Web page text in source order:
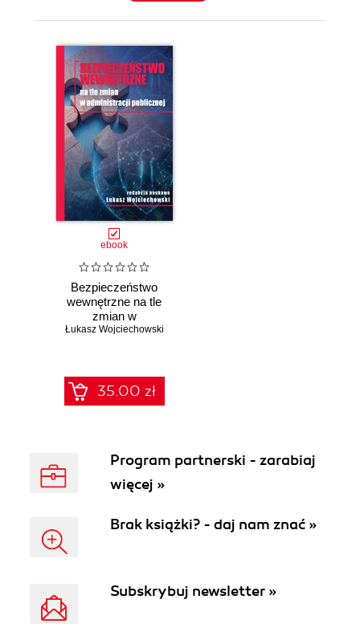
ebook
Bezpieczeństwo
wewnętrzne na tle
zmian w
administracji
Łukasz Wojciechowski
35.00 zł
Program partnerski - zarabiaj
więcej »
Brak książki? - daj nam znać »
Subskrybuj newsletter »